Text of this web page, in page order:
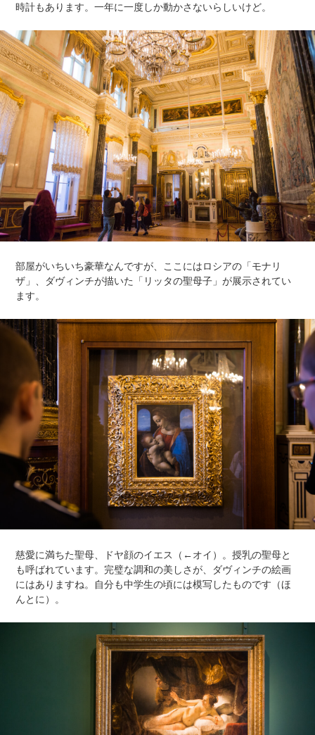
時計もあります。一年に一度しか動かさないらしいけど。
部屋がいちいち豪華なんですが、ここにはロシアの「モナリ
ザ」、ダヴィンチが描いた「リッタの聖母子」が展示されてい
ます。
慈愛に満ちた聖母、ドヤ顔のイエス（←オイ）。授乳の聖母と
も呼ばれています。完璧な調和の美しさが、ダヴィンチの絵画
にはありますね。自分も中学生の頃には模写したものです（ほ
んとに）。